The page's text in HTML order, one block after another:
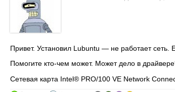
Привет. Установил Lubuntu — не работает
Помогите кто-чем может. Может дело в
Сетевая карта Intel® PRO/100 VE Network